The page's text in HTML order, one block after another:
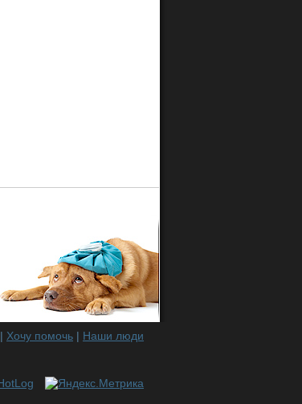
| Хочу помочь | Наши люди